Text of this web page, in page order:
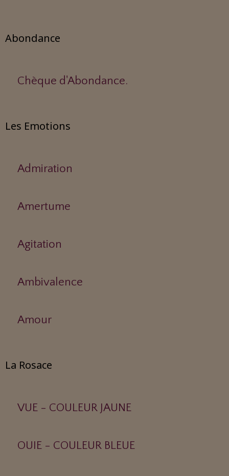
Abondance
Chèque d'Abondance.
Les Emotions
Admiration
Amertume
Agitation
Ambivalence
Amour
La Rosace
VUE - COULEUR JAUNE
OUIE - COULEUR BLEUE